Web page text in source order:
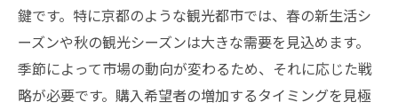
鍵です。特に京都のような観光都市では、春の新生活シ
ーズンや秋の観光シーズンは大きな需要を見込めます。
季節によって市場の動向が変わるため、それに応じた戦
略が必要です。購入希望者の増加するタイミングを見極